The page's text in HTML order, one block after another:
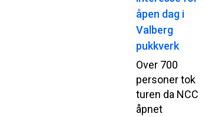
åpen dag i
Valberg
pukkverk
Over 700
personer tok
turen da NCC
åpnet